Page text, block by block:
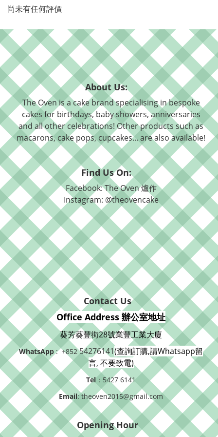
尚未有任何評價
About Us:
The Oven is a cake brand specialising in bespoke
cakes for birthdays, baby showers, anniversaries
and all other celebrations! Other products such as
macarons, cake pops, cupcakes... are also available!
Find Us On:
Facebook: The Oven 爐作
Instagram: @theovencake
Contact Us
Office Address 辦公室地址
葵芳葵豐街28號業豐工業大廈
WhatsApp: +85254276141(查詢訂購,請Whatsapp留
言, 不要致電)
Tel：5427 6141
Email: theoven2015@gmail.com
Opening Hour